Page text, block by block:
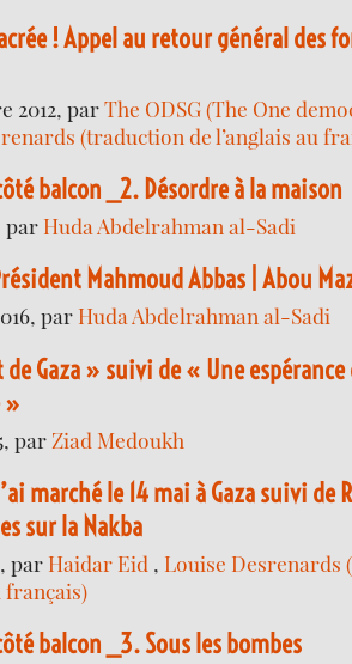
! Appel au retour général des
2012, parThe ODSG (The One
(traduction de l’anglais au
balcon _2. Désordre à la maison
parHuda Abdelrahman al-Sadi
Mahmoud Abbas | Abou
parHuda Abdelrahman al-Sadi
Gaza » suivi de « Une espérance
»
par Ziad Medoukh
marché le 14 mai à Gaza suivi de
sur la Nakba
parHaidar Eid ,Louise Desrenards
français)
balcon _3. Sous les bombes